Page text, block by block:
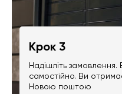
Крок 3
Надішліть
самостійно. Ви
Новою поштою